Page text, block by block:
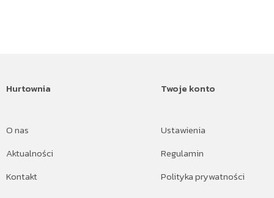
Hurtownia
O nas
Aktualności
Kontakt
Twoje konto
Ustawienia
Regulamin
Polityka prywatności